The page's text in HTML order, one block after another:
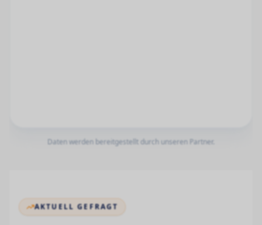
Daten werden bereitgestellt durch unseren Partner.
AKTUELL GEFRAGT